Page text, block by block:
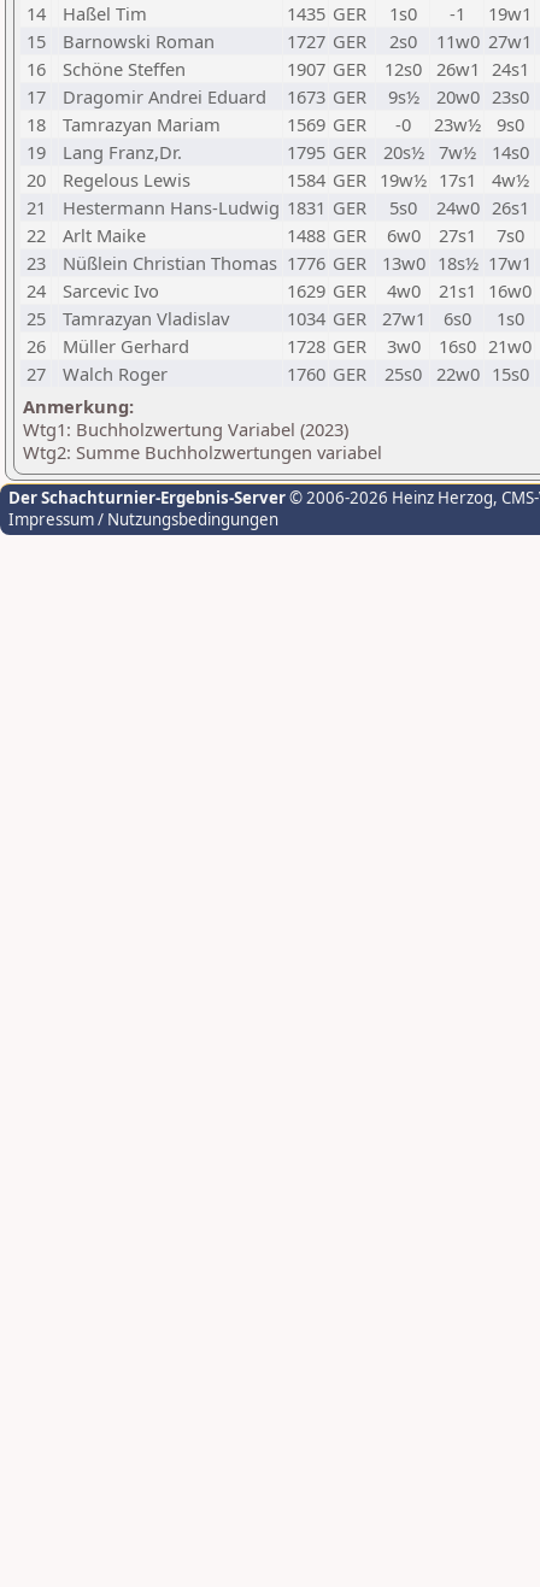
14
Haßel Tim 1435 GER 1s0 -1
19w1
15
Barnowski Roman 1727 GER 2s0 11w0 27w1
16
Schöne Steffen 1907 GER 12s0 26w1 24s1
17
Dragomir Andrei Eduard 1673 GER 9s½ 20w0 23s0
18
Tamrazyan Mariam 1569 GER -0 23w½
9s0
19
Lang Franz,Dr. 1795 GER 20s½ 7w½
14s0
20
Regelous Lewis 1584 GER 19w½ 17s1
4w½
21
Hestermann Hans-Ludwig 1831 GER 5s0 24w0 26s1
22
Arlt Maike 1488 GER 6w0 27s1
7s0
23
Nüßlein Christian Thomas 1776 GER 13w0 18s½ 17w1
24
Sarcevic Ivo 1629 GER 4w0 21s1
16w0
25
Tamrazyan Vladislav 1034 GER 27w1 6s0
1s0
26
Müller Gerhard 1728 GER 3w0 16s0 21w0
27
Walch Roger 1760 GER 25s0 22w0 15s0
Anmerkung:
Wtg1: Buchholzwertung Variabel (2023)
Wtg2: Summe Buchholzwertungen variabel
Der Schachturnier-Ergebnis-Server© 2006-2026 Heinz Herzog,
Impressum / Nutzungsbedingungen